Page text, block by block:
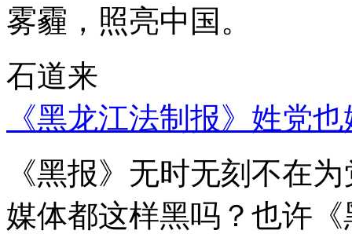
雾霾，照亮中国。
石道来
《黑龙江法制报》姓党
《黑报》无时无刻不在
媒体都这样黑吗？也许